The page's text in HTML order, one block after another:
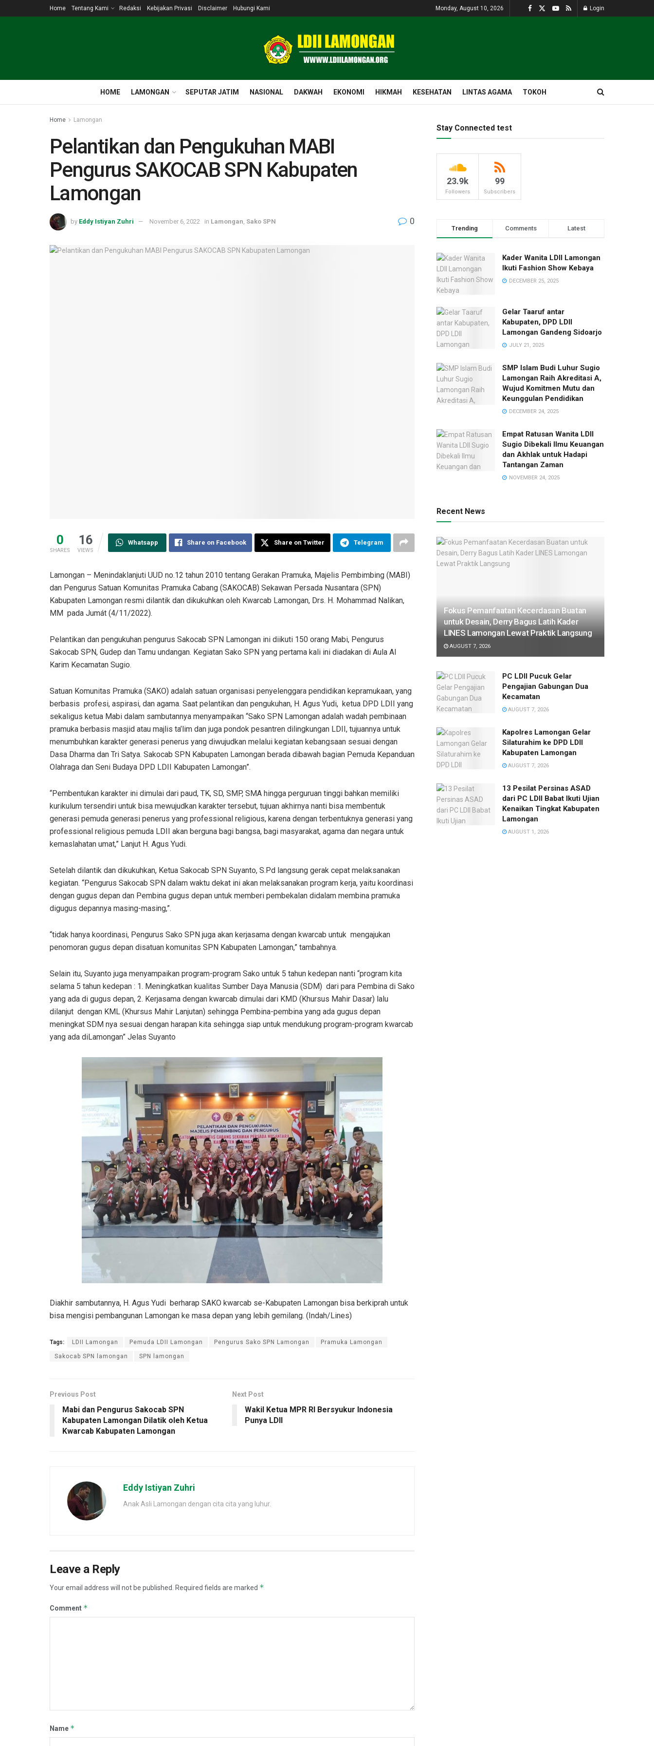
Home Tentang Kami Redaksi Kebijakan Privasi Disclaimer Hubungi Kami Monday, August 10, 2026 Login
HOME LAMONGAN SEPUTAR JATIM NASIONAL DAKWAH EKONOMI HIKMAH KESEHATAN LINTAS AGAMA TOKOH
Home Lamongan
Pelantikan dan Pengukuhan MABI
Pengurus SAKOCAB SPN Kabupaten
Lamongan
by Eddy Istiyan Zuhri November 6, 2022 in Lamongan Sako SPN 0
0
SHARES
16
VIEWS
Whatsapp Share on Facebook Share on Twitter Telegram
Lamongan – Menindaklanjuti UUD no.12 tahun 2010 tentang Gerakan Pramuka, Majelis Pembimbing (MABI)
dan Pengurus Satuan Komunitas Pramuka Cabang (SAKOCAB) Sekawan Persada Nusantara (SPN)
Kabupaten Lamongan resmi dilantik dan dikukuhkan oleh Kwarcab Lamongan, Drs. H. Mohammad Nalikan,
MM pada Jumát (4/11/2022).
Pelantikan dan pengukuhan pengurus Sakocab SPN Lamongan ini diikuti 150 orang Mabi, Pengurus
Sakocab SPN, Gudep dan Tamu undangan. Kegiatan Sako SPN yang pertama kali ini diadakan di Aula Al
Karim Kecamatan Sugio.
Satuan Komunitas Pramuka (SAKO) adalah satuan organisasi penyelenggara pendidikan kepramukaan, yang
berbasis profesi, aspirasi, dan agama. Saat pelantikan dan pengukuhan, H. Agus Yudi, ketua DPD LDII yang
sekaligus ketua Mabi dalam sambutannya menyampaikan “Sako SPN Lamongan adalah wadah pembinaan
pramuka berbasis masjid atau majlis ta’lim dan juga pondok pesantren dilingkungan LDII, tujuannya untuk
menumbuhkan karakter generasi penerus yang diwujudkan melalui kegiatan kebangsaan sesuai dengan
Dasa Dharma dan Tri Satya. Sakocab SPN Kabupaten Lamongan berada dibawah bagian Pemuda Kepanduan
Olahraga dan Seni Budaya DPD LDII Kabupaten Lamongan”.
“Pembentukan karakter ini dimulai dari paud, TK, SD, SMP, SMA hingga perguruan tinggi bahkan memiliki
kurikulum tersendiri untuk bisa mewujudkan karakter tersebut, tujuan akhirnya nanti bisa membentuk
generasi pemuda generasi penerus yang professional religious, karena dengan terbentuknya generasi yang
professional religious pemuda LDII akan berguna bagi bangsa, bagi masyarakat, agama dan negara untuk
kemaslahatan umat,” Lanjut H. Agus Yudi.
Setelah dilantik dan dikukuhkan, Ketua Sakocab SPN Suyanto, S.Pd langsung gerak cepat melaksanakan
kegiatan. “Pengurus Sakocab SPN dalam waktu dekat ini akan melaksanakan program kerja, yaitu koordinasi
dengan gugus depan dan Pembina gugus depan untuk memberi pembekalan didalam membina pramuka
digugus depannya masing-masing,”.
“tidak hanya koordinasi, Pengurus Sako SPN juga akan kerjasama dengan kwarcab untuk mengajukan
penomoran gugus depan disatuan komunitas SPN Kabupaten Lamongan,” tambahnya.
Selain itu, Suyanto juga menyampaikan program-program Sako untuk 5 tahun kedepan nanti “program kita
selama 5 tahun kedepan : 1. Meningkatkan kualitas Sumber Daya Manusia (SDM) dari para Pembina di Sako
yang ada di gugus depan, 2. Kerjasama dengan kwarcab dimulai dari KMD (Khursus Mahir Dasar) lalu
dilanjut dengan KML (Khursus Mahir Lanjutan) sehingga Pembina-pembina yang ada gugus depan
meningkat SDM nya sesuai dengan harapan kita sehingga siap untuk mendukung program-program kwarcab
yang ada diLamongan” Jelas Suyanto
Diakhir sambutannya, H. Agus Yudi berharap SAKO kwarcab se-Kabupaten Lamongan bisa berkiprah untuk
bisa mengisi pembangunan Lamongan ke masa depan yang lebih gemilang. (Indah/Lines)
Tags: LDII Lamongan Pemuda LDII Lamongan Pengurus Sako SPN Lamongan Pramuka Lamongan
Sakocab SPN lamongan SPN lamongan
Previous Post
Mabi dan Pengurus Sakocab SPN
Kabupaten Lamongan Dilatik oleh Ketua
Kwarcab Kabupaten Lamongan
Next Post
Wakil Ketua MPR RI Bersyukur Indonesia
Punya LDII
Eddy Istiyan Zuhri
Anak Asli Lamongan dengan cita cita yang luhur.
Leave a Reply
Your email address will not be published. Required fields are marked *
Comment *
Name *
Stay Connected test
23.9k
Followers
99
Subscribers
Trending Comments Latest
Kader Wanita LDII Lamongan
Ikuti Fashion Show Kebaya
DECEMBER 25, 2025
Gelar Taaruf antar
Kabupaten, DPD LDII
Lamongan Gandeng Sidoarjo
JULY 21, 2025
SMP Islam Budi Luhur Sugio
Lamongan Raih Akreditasi A,
Wujud Komitmen Mutu dan
Keunggulan Pendidikan
DECEMBER 24, 2025
Empat Ratusan Wanita LDII
Sugio Dibekali Ilmu Keuangan
dan Akhlak untuk Hadapi
Tantangan Zaman
NOVEMBER 24, 2025
Recent News
Fokus Pemanfaatan Kecerdasan Buatan
untuk Desain, Derry Bagus Latih Kader
LINES Lamongan Lewat Praktik Langsung
AUGUST 7, 2026
PC LDII Pucuk Gelar
Pengajian Gabungan Dua
Kecamatan
AUGUST 7, 2026
Kapolres Lamongan Gelar
Silaturahim ke DPD LDII
Kabupaten Lamongan
AUGUST 7, 2026
13 Pesilat Persinas ASAD
dari PC LDII Babat Ikuti Ujian
Kenaikan Tingkat Kabupaten
Lamongan
AUGUST 1, 2026